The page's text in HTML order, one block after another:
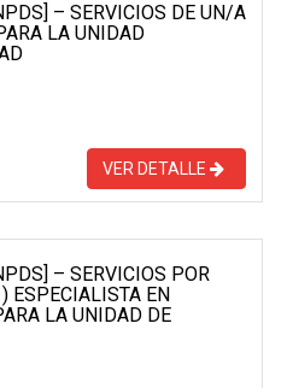
– SERVICIOS DE UN/A
LA UNIDAD
VER DETALLE
– SERVICIOS POR
ESPECIALISTA EN
LA UNIDAD DE